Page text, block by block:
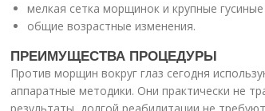
мелкая сетка морщинок и крупные гусиные
общие возрастные изменения.
ПРЕИМУЩЕСТВА ПРОЦЕДУРЫ
Против морщин вокруг глаз сегодня
аппаратные методики. Они практически не